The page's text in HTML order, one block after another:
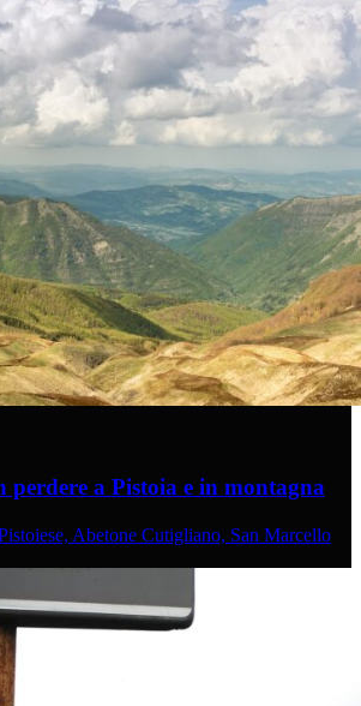
perdere a Pistoia e in montagna
Abetone Cutigliano, San Marcello